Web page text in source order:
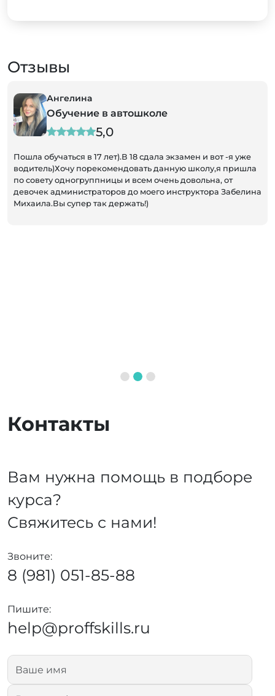
Отзывы
Ангелина
Обучение в автошколе
5,0
Пошла обучаться в 17 лет).В 18 сдала экзамен и вот -я уже
водитель)Хочу порекомендовать данную школу,я пришла
по совету одногруппницы и всем очень довольна, от
девочек администраторов до моего инструктора Забелина
Михаила.Вы супер так держать!)
Контакты
Вам нужна помощь в подборе
курса?
Свяжитесь с нами!
Звоните:
8 (981) 051-85-88
Пишите:
help@proffskills.ru